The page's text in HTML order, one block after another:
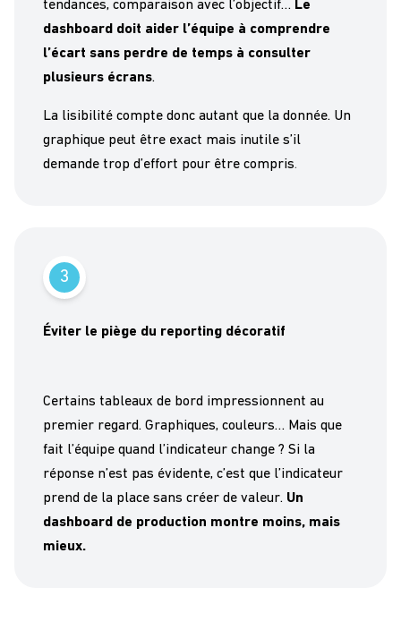
tendances, comparaison avec l’objectif… Le
dashboard doit aider l’équipe à comprendre
l’écart sans perdre de temps à consulter
plusieurs écrans.
La lisibilité compte donc autant que la donnée. Un
graphique peut être exact mais inutile s’il
demande trop d’effort pour être compris.
3
Éviter le piège du reporting décoratif
Certains tableaux de bord impressionnent au
premier regard. Graphiques, couleurs… Mais que
fait l’équipe quand l’indicateur change ? Si la
réponse n’est pas évidente, c’est que l’indicateur
prend de la place sans créer de valeur. Un
dashboard de production montre moins, mais
mieux.